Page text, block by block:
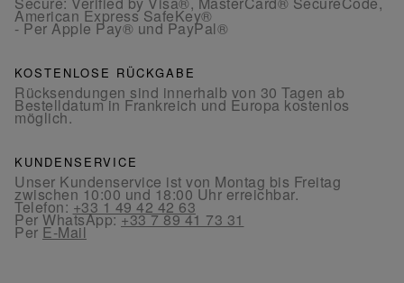
American Express SafeKey®
- Per Apple Pay® und PayPal®
KOSTENLOSE RÜCKGABE
Rücksendungen sind innerhalb von 30 Tagen ab
Bestelldatum in Frankreich und Europa kostenlos
möglich.
KUNDENSERVICE
Unser Kundenservice ist von Montag bis Freitag
zwischen 10:00 und 18:00 Uhr erreichbar.
Telefon:+33 1 49 42 42 63
Per WhatsApp:+33 7 89 41 73 31
Per E-Mail